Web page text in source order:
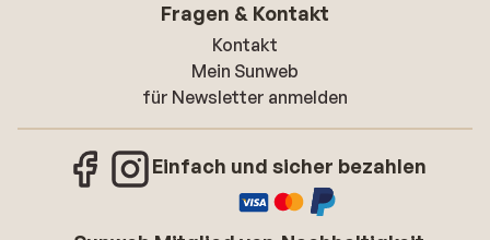
Fragen & Kontakt
Kontakt
Mein Sunweb
für Newsletter anmelden
Einfach und sicher bezahlen